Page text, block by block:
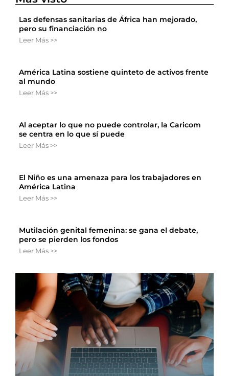
Las defensas sanitarias de África han mejorado,
pero su financiación no
Leer Más >>
América Latina sostiene quinteto de activos frente
al mundo
Leer Más >>
Al aceptar lo que no puede controlar, la Caricom
se centra en lo que sí puede
Leer Más >>
El Niño es una amenaza para los trabajadores en
América Latina
Leer Más >>
Mutilación genital femenina: se gana el debate,
pero se pierden los fondos
Leer Más >>